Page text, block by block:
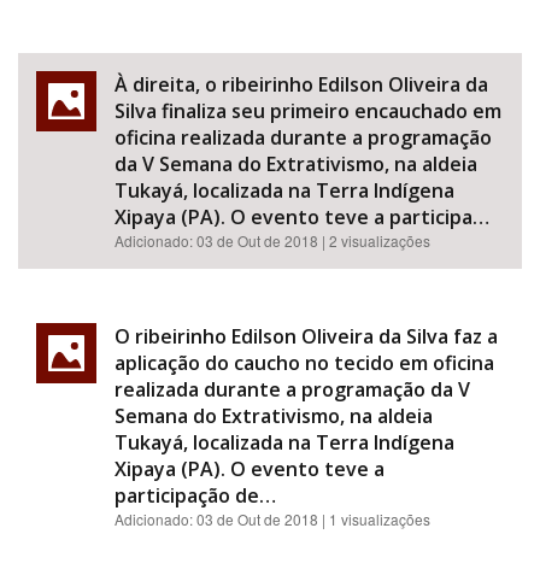
À direita, o ribeirinho Edilson Oliveira da
Silva finaliza seu primeiro encauchado em
oficina realizada durante a programação
da V Semana do Extrativismo, na aldeia
Tukayá, localizada na Terra Indígena
Xipaya (PA). O evento teve a participa…
Adicionado:03 de Out de 2018 | 2 visualizações
O ribeirinho Edilson Oliveira da Silva faz a
aplicação do caucho no tecido em oficina
realizada durante a programação da V
Semana do Extrativismo, na aldeia
Tukayá, localizada na Terra Indígena
Xipaya (PA). O evento teve a
participação de…
Adicionado:03 de Out de 2018 | 1 visualizações